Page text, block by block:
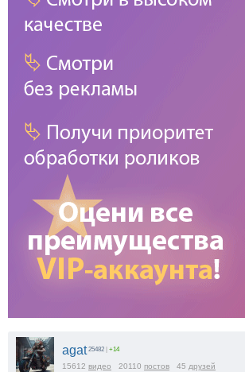
agat 25482 +14
15612 видео 20110 постов 45 друзей